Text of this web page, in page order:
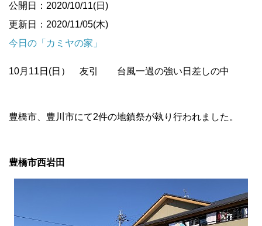
公開日：2020/10/11(日)
更新日：2020/11/05(木)
今日の「カミヤの家」
10月11日(日） 友引 台風一過の強い日差しの中
豊橋市、豊川市にて2件の地鎮祭が執り行われました。
豊橋市西岩田